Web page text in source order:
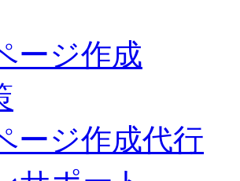
ージ作成
ージ作成代行